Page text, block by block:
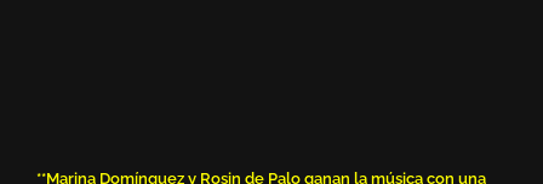
**Marina Domínguez y Rosin de Palo ganan la música con una